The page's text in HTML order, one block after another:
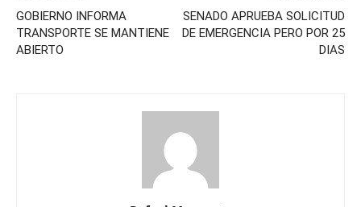
GOBIERNO INFORMA
TRANSPORTE SE MANTIENE
ABIERTO
SENADO APRUEBA SOLICITUD
DE EMERGENCIA PERO POR 25
DIAS